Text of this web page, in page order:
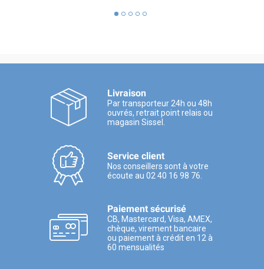
Livraison
Par transporteur 24h ou 48h
ouvrés, retrait point relais ou
magasin Sissel.
Service client
Nos conseillers sont à votre
écoute au 02 40 16 98 76.
Paiement sécurisé
CB, Mastercard, Visa, AMEX,
chèque, virement bancaire
ou paiement à crédit en 12 à
60 mensualités